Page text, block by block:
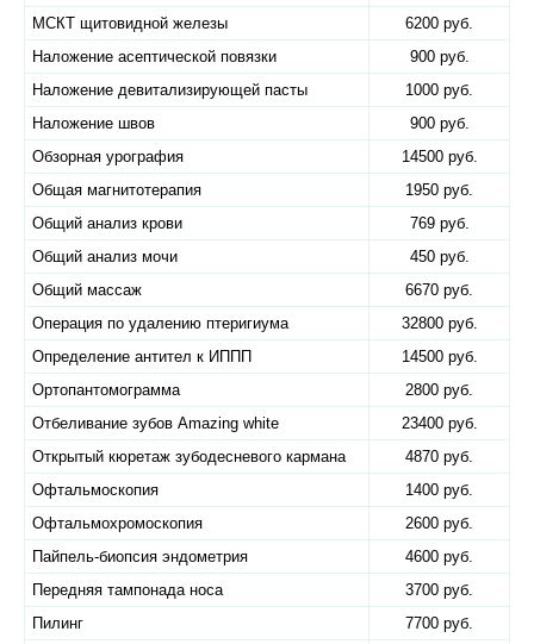
МСКТ щитовидной железы
6200 руб.
Наложение асептической повязки
900 руб.
Наложение девитализирующей пасты
1000 руб.
Наложение швов
900 руб.
Обзорная урография
14500 руб.
Общая магнитотерапия
1950 руб.
Общий анализ крови
769 руб.
Общий анализ мочи
450 руб.
Общий массаж
6670 руб.
Операция по удалению птеригиума
32800 руб.
Определение антител к ИППП
14500 руб.
Ортопантомограмма
2800 руб.
Отбеливание зубов Amazing white
23400 руб.
Открытый кюретаж зубодесневого кармана
4870 руб.
Офтальмоскопия
1400 руб.
Офтальмохромоскопия
2600 руб.
Пайпель-биопсия эндометрия
4600 руб.
Передняя тампонада носа
3700 руб.
Пилинг
7700 руб.